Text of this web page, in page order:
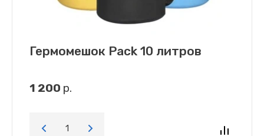
Гермомешок Pack 10 литров
1 200 р.